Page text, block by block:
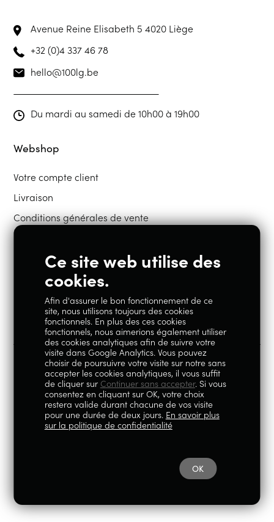
Avenue Reine Elisabeth 54020 Liège
+32 (0)4 337 46 78
hello@100lg.be
Du mardi au samedi de 10h00 à 19h00
Webshop
Votre compte client
Livraison
Conditions générales de vente
Restons en contact
Instagram Facebook
100% Liégeois est un concept de la société Geoby SRL, TVA
BE0759.717.658, sise Avenue Reine Elisabeth 5 à 4020 Liège.
© 2026
Mentions légales |
Politique de
Ce site web utilise des
cookies.
Afin d'assurer le bon fonctionnement de ce
site, nous utilisons toujours des cookies
fonctionnels. En plus des ces cookies
fonctionnels, nous aimerions également utiliser
des cookies analytiques afin de suivre votre
visite dans Google Analytics. Vous pouvez
choisir de poursuivre votre visite sur notre sans
accepter les cookies analytiques, il vous suffit
de cliquer sur Continuer sans accepter. Si vous
consentez en cliquant sur OK, votre choix
restera valide durant chacune de vos visite
pour une durée de deux jours. En savoir plus
sur la politique de confidentialité
OK